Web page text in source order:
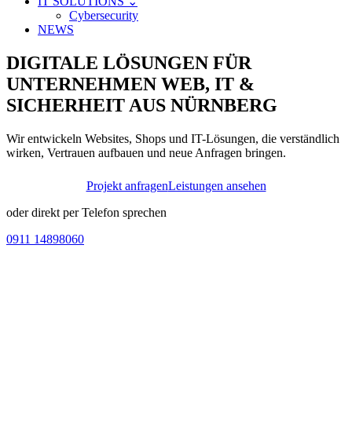
Cybersecurity
NEWS
DIGITALE LÖSUNGEN FÜR
UNTERNEHMEN WEB, IT &
SICHERHEIT AUS NÜRNBERG
Wir entwickeln Websites, Shops und IT-Lösungen, die verständlich
wirken, Vertrauen aufbauen und neue Anfragen bringen.
Projekt anfragenLeistungen ansehen
oder direkt per Telefon sprechen
0911 14898060